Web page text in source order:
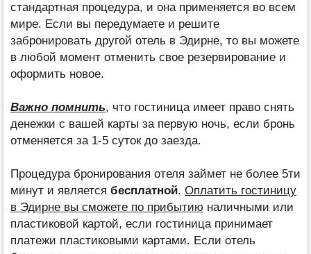
стандартная процедура, и она применяется во всем
мире. Если вы передумаете и решите
забронировать другой отель в Эдирне, то вы можете
в любой момент отменить свое резервирование и
оформить новое.
Важно помнить, что гостиница имеет право снять
денежки с вашей карты за первую ночь, если бронь
отменяется за 1-5 суток до заезда.
Процедура бронирования отеля займет не более 5ти
минут и является бесплатной. Оплатить гостиницу
в Эдирне вы сможете по прибытию наличными или
пластиковой картой, если гостиница принимает
платежи пластиковыми картами. Если отель